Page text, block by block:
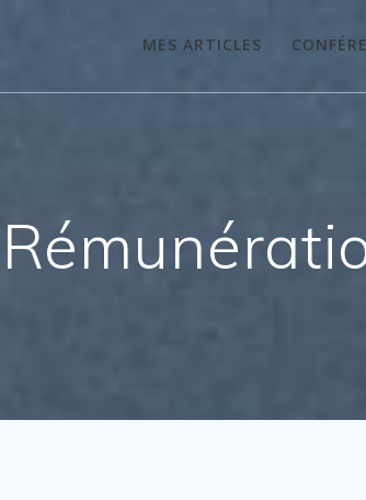
MES ARTICLES